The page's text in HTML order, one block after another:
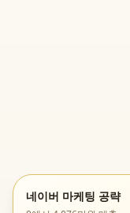
네이버 마케팅 공략